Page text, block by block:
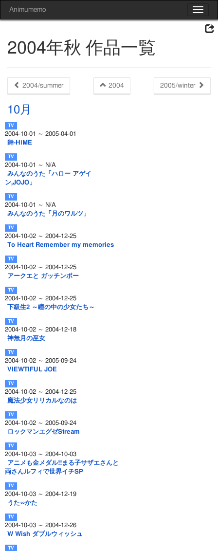
Toggle
Animumemo
2004年秋 作品一覧
2004/summer 2004 2005/winter
10月
2004-10-01 ～ 2005-04-01
舞-HiME
2004-10-01 ～ N/A
みんなのうた「ハロー アゲイ
ン,JOJO」
2004-10-01 ～ N/A
みんなのうた「月のワルツ」
2004-10-02 ～ 2004-12-25
To Heart Remember my memories
2004-10-02 ～ 2004-12-25
アークエと ガッチンポー
2004-10-02 ～ 2004-12-25
下級生2 ～瞳の中の少女たち～
2004-10-02 ～ 2004-12-18
神無月の巫女
2004-10-02 ～ 2005-09-24
VIEWTIFUL JOE
2004-10-02 ～ 2004-12-25
魔法少女リリカルなのは
2004-10-02 ～ 2005-09-24
ロックマンエグゼStream
2004-10-03 ～ 2004-10-03
アニメも金メダル!!まる子サザエさんと
両さんルフィで世界イチSP
2004-10-03 ～ 2004-12-19
うた∽かた
2004-10-03 ～ 2004-12-26
W Wish ダブルウィッシュ